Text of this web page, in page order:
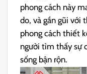
phong cách này
do, và gần gũi với
phong cách thiết
người tìm thấy sự
sống bận rộn.